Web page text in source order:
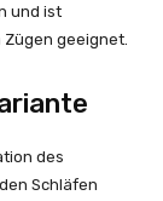
und ist
geeignet.
des
Schläfen